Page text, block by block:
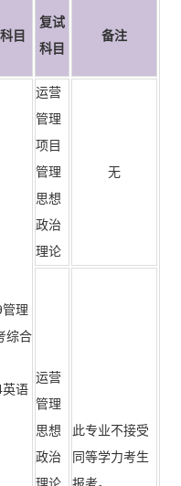
目
复试
科目
备注
理
综合
语
运营
管理
项目
管理
思想
政治
理论
无
运营
管理
思想
政治
此专业不接受
同等学力考生